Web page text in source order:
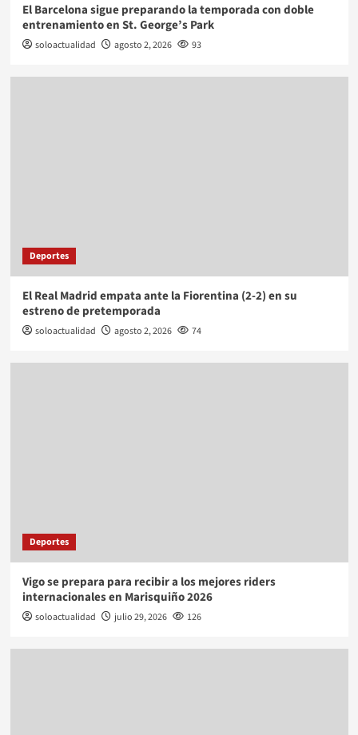
El Barcelona sigue preparando la temporada con doble
entrenamiento en St. George’s Park
soloactualidad agosto 2, 2026 93
Deportes
El Real Madrid empata ante la Fiorentina (2-2) en su
estreno de pretemporada
soloactualidad agosto 2, 2026 74
Deportes
Vigo se prepara para recibir a los mejores riders
internacionales en Marisquiño 2026
soloactualidad julio 29, 2026 126